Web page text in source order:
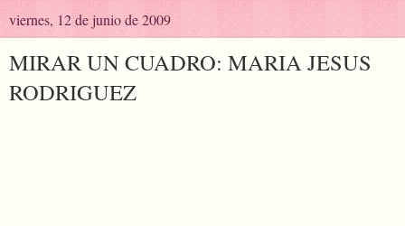
viernes, 12 de junio de 2009
MIRAR UN CUADRO: MARIA JESUS
RODRIGUEZ